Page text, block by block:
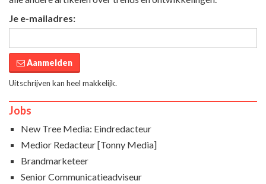
Je e-mailadres:
Aanmelden
Uitschrijven kan heel makkelijk.
Jobs
New Tree Media: Eindredacteur
Medior Redacteur [Tonny Media]
Brandmarketeer
Senior Communicatieadviseur